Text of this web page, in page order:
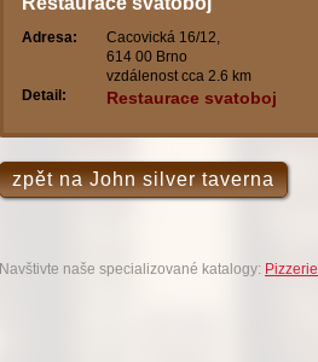
Adresa:
Cacovická 16/12,
614 00 Brno
vzdálenost cca 2.6 km
Detail:
Restaurace svatoboj
zpět na John silver taverna
Navštivte naše specializované katalogy: Pizzerie